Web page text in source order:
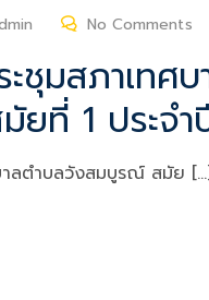
No Comments
ะชุมสภาเท
ที่ 1 ประจ
าลตำบลวังสมบูรณ์ สมัย